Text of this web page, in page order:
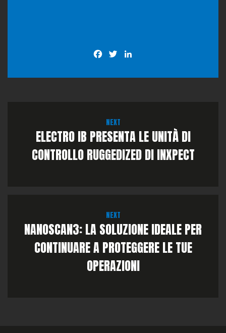
Facebook
Twitter
NEXT
ELECTRO IB PRESENTA LE UNITÀ DI
CONTROLLO RUGGEDIZED DI INXPECT
NEXT
NANOSCAN3: LA SOLUZIONE IDEALE PER
CONTINUARE A PROTEGGERE LE TUE
OPERAZIONI